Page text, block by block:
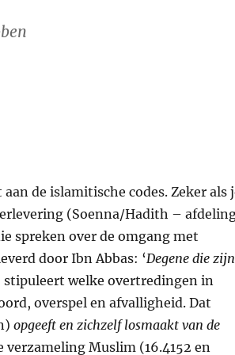
de islamitische codes. Zeker als
(Soenna/Hadith –
spreken over de omgang met
door Ibn Abbas: ‘Degene die zijn
stipuleert welke overtredingen in
overspel en afvalligheid. Dat
opgeeft en zichzelf losmaakt van de
verzameling Muslim (16.4152 en